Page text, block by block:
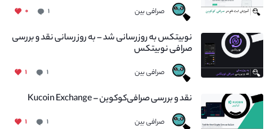
صرافی بین ۱ ۰
نوبیتکس به روزرسانی شد – به روز رسانی نقد و بررسی
صرافی نوبیتکس
صرافی بین ۱ ۱
نقد و بررسی صرافی‌کوکوین – Kucoin Exchange
صرافی بین ۱ ۱